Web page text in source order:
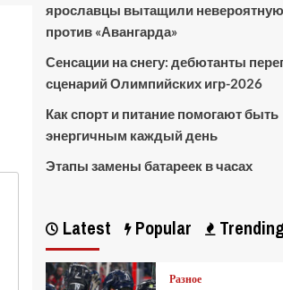
ярославцы вытащили
против «Авангарда»
Сенсации на снегу: дебютанты
сценарий Олимпийских игр-2026
Как спорт и питание помогают быть
энергичным каждый день
Этапы замены батареек в часах
Latest Popular
Разное